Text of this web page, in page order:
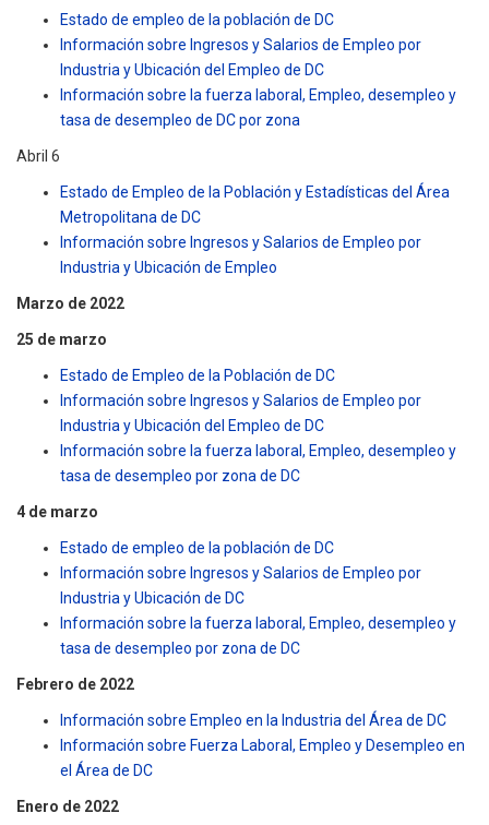
Estado de empleo de la población de DC
Información sobre Ingresos y Salarios de Empleo por
Industria y Ubicación del Empleo de DC
Información sobre la fuerza laboral, Empleo, desempleo y
tasa de desempleo de DC por zona
Abril 6
Estado de Empleo de la Población y Estadísticas del Área
Metropolitana de DC
Información sobre Ingresos y Salarios de Empleo por
Industria y Ubicación de Empleo
Marzo de 2022
25 de marzo
Estado de Empleo de la Población de DC
Información sobre Ingresos y Salarios de Empleo por
Industria y Ubicación del Empleo de DC
Información sobre la fuerza laboral, Empleo, desempleo y
tasa de desempleo por zona de DC
4 de marzo
Estado de empleo de la población de DC
Información sobre Ingresos y Salarios de Empleo por
Industria y Ubicación de DC
Información sobre la fuerza laboral, Empleo, desempleo y
tasa de desempleo por zona de DC
Febrero de 2022
Información sobre Empleo en la Industria del Área de DC
Información sobre Fuerza Laboral, Empleo y Desempleo en
el Área de DC
Enero de 2022